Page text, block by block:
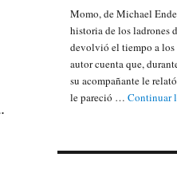
Momo, de Michael
historia de los ladrones
devolvió el tiempo a los
autor cuenta que,
su acompañante le
le pareció …Continuar